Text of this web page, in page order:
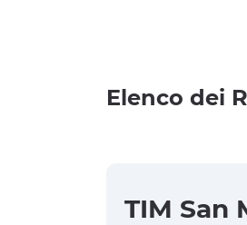
Elenco dei
TIM San